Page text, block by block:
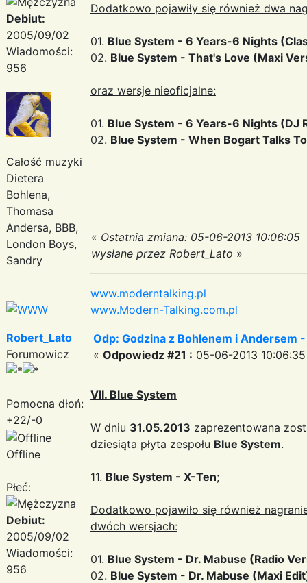
Debiut:
2005/09/02
Wiadomości:
956
Całość muzyki
Dietera
Bohlena,
Thomasa
Andersa, BBB,
London Boys,
Sandry
Dodatkowo pojawiły się również dwa
01. Blue System - 6 Years-6 Nights
02. Blue System - That's Love (Maxi
oraz wersje nieoficjalne:
01. Blue System - 6 Years-6 Nights (DJ
02. Blue System - When Bogart Talks
« Ostatnia zmiana: 05-06-2013 10:06:05
wysłane przez Robert_Lato »
www.moderntalking.pl
www.Modern-Talking.com.pl
Robert_Lato
Forumowicz
Pomocna dłoń:
+22/-0
Offline
Płeć:
Debiut:
2005/09/02
Wiadomości:
956
Odp: Godzina z Bohlenem i Andersem
« Odpowiedz #21 : 05-06-2013
VII. Blue System
W dniu 31.05.2013 zaprezentowana
dziesiąta płyta zespołu Blue System.
11. Blue System - X-Ten;
Dodatkowo pojawiło się również
dwóch wersjach:
01. Blue System - Dr. Mabuse (Radio
02. Blue System - Dr. Mabuse (Maxi